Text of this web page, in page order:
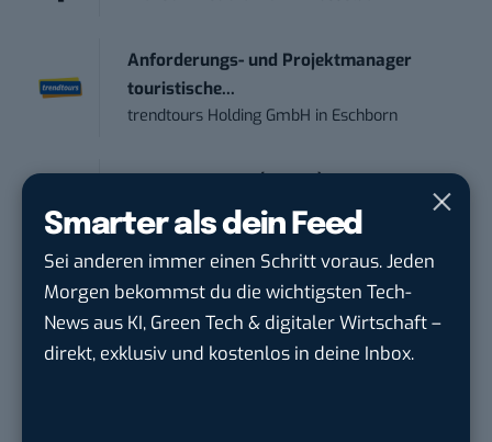
Smarter als dein Feed
Sei anderen immer einen Schritt voraus. Jeden
Morgen bekommst du die wichtigsten Tech-
News aus KI, Green Tech & digitaler Wirtschaft –
direkt, exklusiv und kostenlos in deine Inbox.
Anforderungs- und Projektmanager
touristische...
trendtours Holding GmbH in Eschborn
Content Creator (m/w/d)
OAS AG in Bremen
Content-Manager (m/w/d)
Hermann Sewerin GmbHinGütersloh
Social Media – / Channel – Lead (...